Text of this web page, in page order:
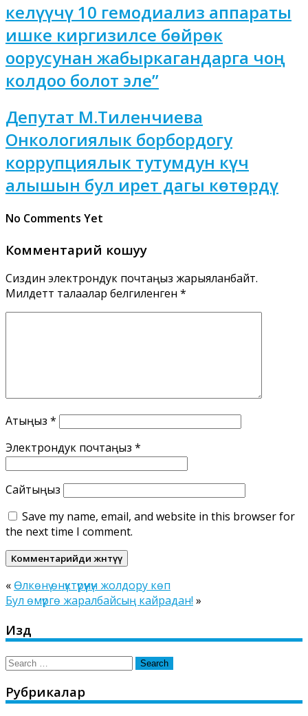
келүүчү 10 гемодиализ аппараты
ишке киргизилсе бөйрөк
оорусунан жабыркагандарга чоң
колдоо болот эле”
Депутат М.Тиленчиева
Онкологиялык борбордогу
коррупциялык тутумдун күч
алышын бул ирет дагы көтөрдү
No Comments Yet
Комментарий кошуу
Сиздин электрондук почтаңыз жарыяланбайт.
Милдеттүү талаалар белгиленген *
Атыңыз *
Электрондук почтаңыз *
Сайтыңыз
Save my name, email, and website in this browser for
the next time I comment.
« Өлкөнү өнүктүрүүнүн жолдору көп
Бул өмүргө жаралбайсың кайрадан! »
Издөө
Search
Рубрикалар